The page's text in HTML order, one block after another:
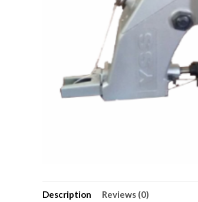
Description Reviews (0)